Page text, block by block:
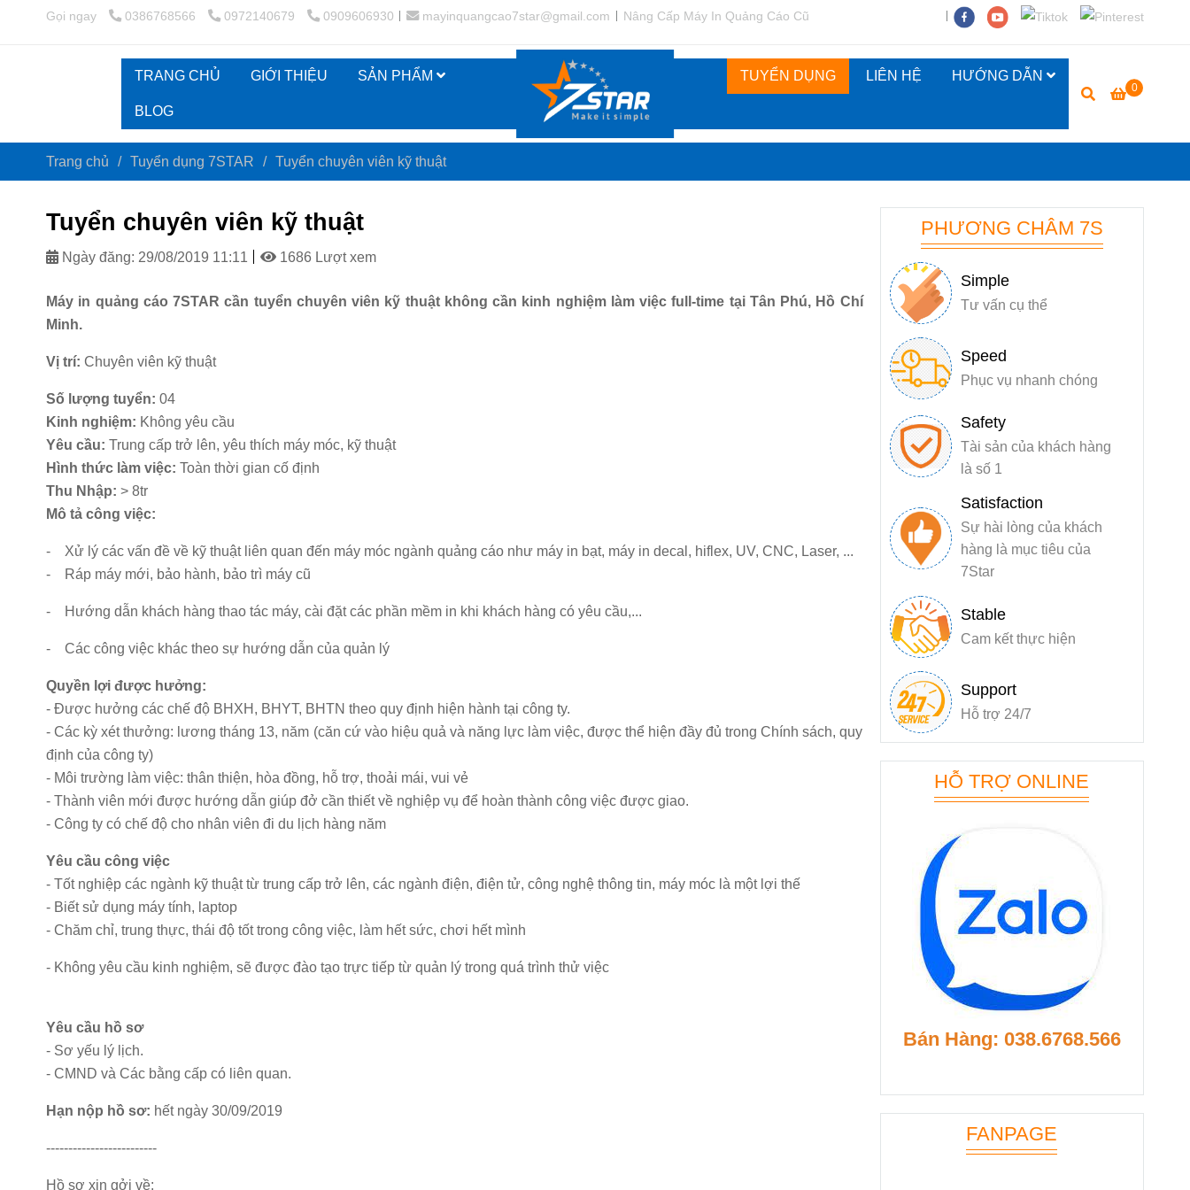
Gọi ngay 0386768566 0972140679 0909606930 mayinquangcao7star@gmail.com Nâng Cấp Máy In Quảng Cáo Cũ
0
TRANG CHỦ GIỚI THIỆU SẢN PHẨM
BLOG
TUYỂN DỤNG LIÊN HỆ HƯỚNG DẪN
Trang chủ / Tuyển dụng 7STAR / Tuyển chuyên viên kỹ thuật
Tuyển chuyên viên kỹ thuật
Ngày đăng: 29/08/2019 11:11 1686 Lượt xem
Máy in quảng cáo 7STAR cần tuyển chuyên viên kỹ thuật không cần kinh nghiệm làm việc full-time tại Tân Phú, Hồ Chí
Minh.
Vị trí: Chuyên viên kỹ thuật
Số lượng tuyển: 04
Kinh nghiệm: Không yêu cầu
Yêu cầu: Trung cấp trở lên, yêu thích máy móc, kỹ thuật
Hình thức làm việc: Toàn thời gian cố định
Thu Nhập: > 8tr
Mô tả công việc:
- Xử lý các vấn đề về kỹ thuật liên quan đến máy móc ngành quảng cáo như máy in bạt, máy in decal, hiflex, UV, CNC, Laser, ...
- Ráp máy mới, bảo hành, bảo trì máy cũ
- Hướng dẫn khách hàng thao tác máy, cài đặt các phần mềm in khi khách hàng có yêu cầu,...
- Các công việc khác theo sự hướng dẫn của quản lý
Quyền lợi được hưởng:
- Được hưởng các chế độ BHXH, BHYT, BHTN theo quy định hiện hành tại công ty.
- Các kỳ xét thưởng: lương tháng 13, năm (căn cứ vào hiệu quả và năng lực làm việc, được thể hiện đầy đủ trong Chính sách, quy
định của công ty)
- Môi trường làm việc: thân thiện, hòa đồng, hỗ trợ, thoải mái, vui vẻ
- Thành viên mới được hướng dẫn giúp đở cần thiết về nghiệp vụ để hoàn thành công việc được giao.
- Công ty có chế độ cho nhân viên đi du lịch hàng năm
Yêu cầu công việc
- Tốt nghiệp các ngành kỹ thuật từ trung cấp trở lên, các ngành điện, điện tử, công nghệ thông tin, máy móc là một lợi thế
- Biết sử dụng máy tính, laptop
- Chăm chỉ, trung thực, thái độ tốt trong công việc, làm hết sức, chơi hết mình
- Không yêu cầu kinh nghiệm, sẽ được đào tạo trực tiếp từ quản lý trong quá trình thử việc
Yêu cầu hồ sơ
- Sơ yếu lý lịch.
- CMND và Các bằng cấp có liên quan.
Hạn nộp hồ sơ: hết ngày 30/09/2019
-------------------------
Hồ sơ xin gởi về:
PHƯƠNG CHÂM 7S
Simple
Tư vấn cụ thể
Speed
Phục vụ nhanh chóng
Safety
Tài sản của khách hàng
là số 1
Satisfaction
Sự hài lòng của khách
hàng là mục tiêu của
7Star
Stable
Cam kết thực hiện
Support
Hỗ trợ 24/7
HỖ TRỢ ONLINE
Bán Hàng: 038.6768.566
FANPAGE